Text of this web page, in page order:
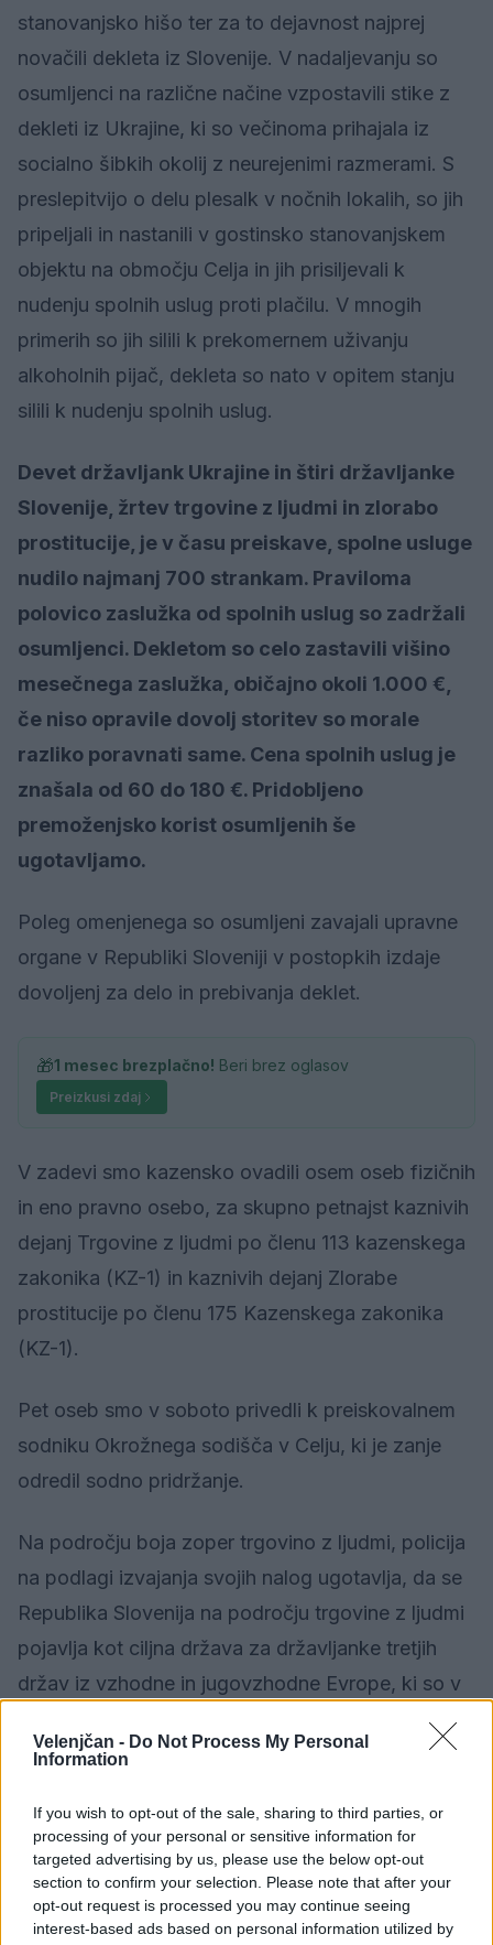
Velenjčan - Do Not Process My Personal
Information
If you wish to opt-out of the sale, sharing to third parties, or
processing of your personal or sensitive information for
targeted advertising by us, please use the below opt-out
section to confirm your selection. Please note that after your
opt-out request is processed you may continue seeing
interest-based ads based on personal information utilized by
stanovanjsko hišo ter za to dejavnost najprej
novačili dekleta iz Slovenije. V nadaljevanju so
osumljenci na različne načine vzpostavili stike z
dekleti iz Ukrajine, ki so večinoma prihajala iz
socialno šibkih okolij z neurejenimi razmerami. S
preslepitvijo o delu plesalk v nočnih lokalih, so jih
pripeljali in nastanili v gostinsko stanovanjskem
objektu na območju Celja in jih prisiljevali k
nudenju spolnih uslug proti plačilu. V mnogih
primerih so jih silili k prekomernem uživanju
alkoholnih pijač, dekleta so nato v opitem stanju
silili k nudenju spolnih uslug.
Devet državljank Ukrajine in štiri državljanke
Slovenije, žrtev trgovine z ljudmi in zlorabo
prostitucije, je v času preiskave, spolne usluge
nudilo najmanj 700 strankam. Praviloma
polovico zaslužka od spolnih uslug so zadržali
osumljenci. Dekletom so celo zastavili višino
mesečnega zaslužka, običajno okoli 1.000 €,
če niso opravile dovolj storitev so morale
razliko poravnati same. Cena spolnih uslug je
znašala od 60 do 180 €. Pridobljeno
premoženjsko korist osumljenih še
ugotavljamo.
Poleg omenjenega so osumljeni zavajali upravne
organe v Republiki Sloveniji v postopkih izdaje
dovoljenj za delo in prebivanja deklet.
🎁1 mesec brezplačno! Beri brez oglasov
Preizkusi zdaj
V zadevi smo kazensko ovadili osem oseb fizičnih
in eno pravno osebo, za skupno petnajst kaznivih
dejanj Trgovine z ljudmi po členu 113 kazenskega
zakonika (KZ-1) in kaznivih dejanj Zlorabe
prostitucije po členu 175 Kazenskega zakonika
(KZ-1).
Pet oseb smo v soboto privedli k preiskovalnem
sodniku Okrožnega sodišča v Celju, ki je zanje
odredil sodno pridržanje.
Na področju boja zoper trgovino z ljudmi, policija
na podlagi izvajanja svojih nalog ugotavlja, da se
Republika Slovenija na področju trgovine z ljudmi
pojavlja kot ciljna država za državljanke tretjih
držav iz vzhodne in jugovzhodne Evrope, ki so v
Republiki Sloveniji izkoriščane v zvezi prostitucije
(Ukrajina, Moldavije in Srbija) in za dekleta iz
Republiki Sloveniji nimajo urejenega začasnega
prebivanja, niti niso zaposlene in ustrezno
socialno in zdravstveno zavarovane. Navedene
se v Sloveniji ukvarjajo z izvajanjem stanovanjske